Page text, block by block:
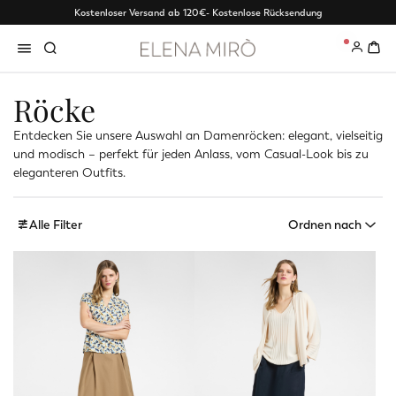
Kostenloser Versand ab 120€- Kostenlose Rücksendung
0
Röcke
Entdecken Sie unsere Auswahl an Damenröcken: elegant, vielseitig
und modisch – perfekt für jeden Anlass, vom Casual-Look bis zu
eleganteren Outfits.
Alle Filter Ordnen nach